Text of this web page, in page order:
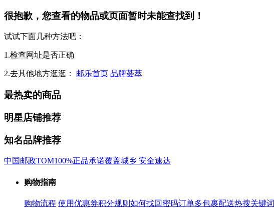
很抱歉，您查看的物品或页面暂时未能查找到！
试试下面几种方法吧：
1.检查网址是否正确
2.去其他地方逛逛： 邮乐首页 品牌荟萃
最热卖的商品
明星店铺推荐
知名品牌推荐
中国邮政TOM100%正品承诺覆盖城乡 安全速达
购物指南
购物流程 使用优惠券积分规则 如何找回密码订单多包裹配送热搜关键词